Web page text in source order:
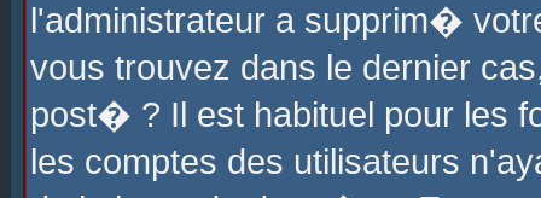
l'administrateur a supprim�
vous trouvez dans le dernier
post� ? Il est habituel pour les
les comptes des utilisateurs